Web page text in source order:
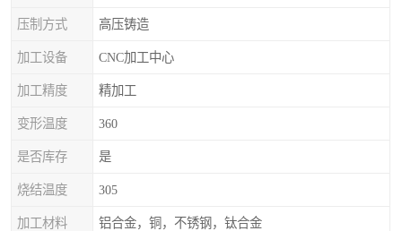
压制方式 高压铸造
加工设备 CNC加工中心
加工精度 精加工
变形温度 360
是否库存 是
烧结温度 305
加工材料 铝合金，铜，不锈钢，钛合金